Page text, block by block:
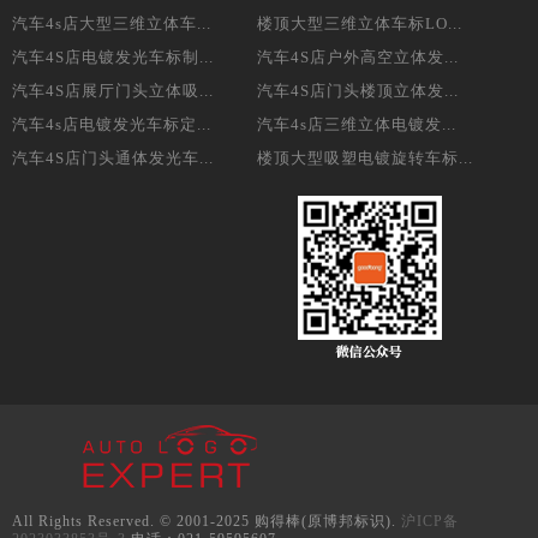
汽车4s店大型三维立体车...
楼顶大型三维立体车标LO...
汽车4S店电镀发光车标制...
汽车4S店户外高空立体发...
汽车4S店展厅门头立体吸...
汽车4S店门头楼顶立体发...
汽车4s店电镀发光车标定...
汽车4s店三维立体电镀发...
汽车4S店门头通体发光车...
楼顶大型吸塑电镀旋转车标...
All Rights Reserved. © 2001-2025 购得棒(原博邦标识). 沪ICP备